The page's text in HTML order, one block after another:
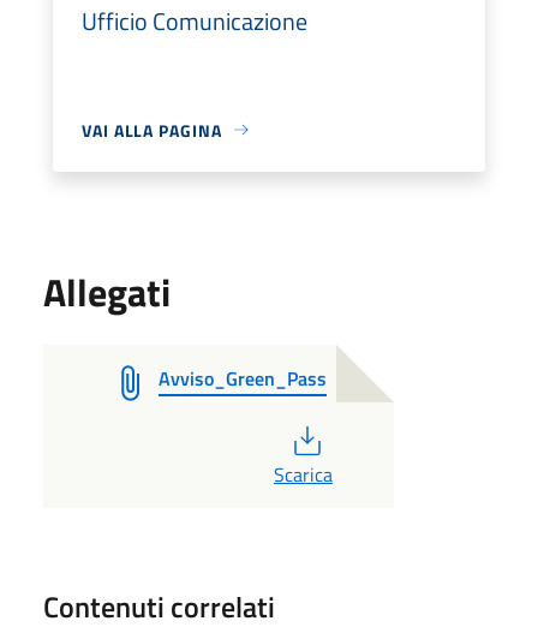
Ufficio Comunicazione
VAI ALLA PAGINA
Allegati
Avviso_Green_Pass
Scarica
Contenuti correlati